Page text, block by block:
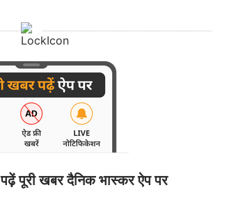
पढ़ें पूरी खबर दैनिक भास्कर ऐप पर